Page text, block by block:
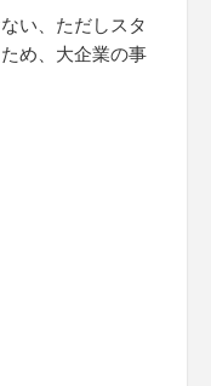
い、ただしスタ
め、大企業の事